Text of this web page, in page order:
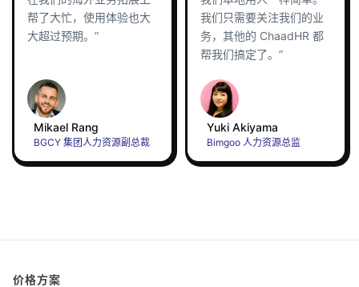
帮了大忙，使用体验也大
大超过预期。”
Mikael Rang
BGCY 集团人力资源副总裁
我们只需要关注我们的业
务，其他的 ChaadHR 都
帮我们搞定了。”
Yuki Akiyama
Bimgoo 人力资源总监
价格方案